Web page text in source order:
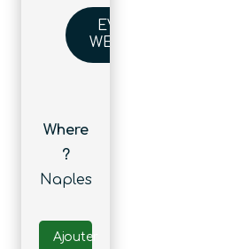
EVENT
WEBSITE
Where
?
Naples
Ajouter